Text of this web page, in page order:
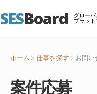
SESBoard グロー
プラッ
ホーム 仕事を探す お問
案件応募